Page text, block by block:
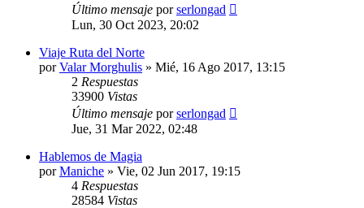
Último mensaje porserlongad
Lun, 30 Oct 2023, 20:02
Viaje Ruta del Norte
porValar Morghulis » Mié, 16 Ago 2017, 13:15
2 Respuestas
33900 Vistas
Último mensaje porserlongad
Jue, 31 Mar 2022, 02:48
Hablemos de Magia
porManiche » Vie, 02 Jun 2017, 19:15
4 Respuestas
28584 Vistas